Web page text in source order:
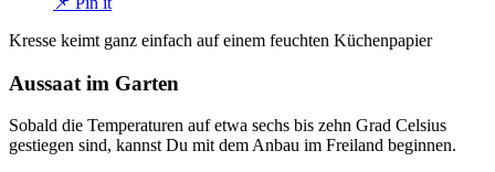
Kresse keimt ganz einfach auf einem feuchten Küchenpapier
Aussaat im Garten
Sobald die Temperaturen auf etwa sechs bis zehn Grad Celsius
gestiegen sind, kannst Du mit dem Anbau im Freiland beginnen.